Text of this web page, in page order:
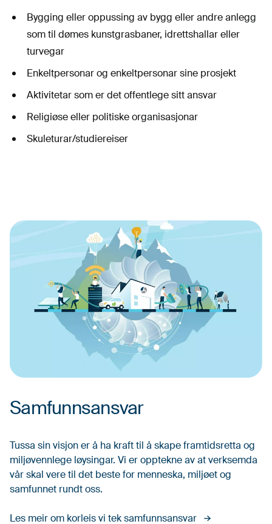
Bygging eller oppussing av bygg eller andre anlegg
som til dømes kunstgrasbaner, idrettshallar eller
turvegar
Enkeltpersonar og enkeltpersonar sine prosjekt
Aktivitetar som er det offentlege sitt ansvar
Religiøse eller politiske organisasjonar
Skuleturar/studiereiser
Samfunnsansvar
Tussa sin visjon er å ha kraft til å skape framtidsretta og
miljøvennlege løysingar. Vi er opptekne av at verksemda
vår skal vere til det beste for menneska, miljøet og
samfunnet rundt oss.
Les meir om korleis vi tek samfunnsansvar